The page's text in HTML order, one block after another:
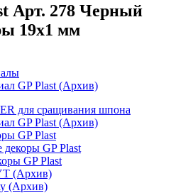
Арт. 278 Черный
19x1 мм
GP Plast (Архив)
для сращивания шпона
GP Plast (Архив)
GP Plast
GP Plast
GP Plast
(Архив)
(Архив)